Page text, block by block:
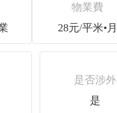
物業費
28元/平米•月
是否涉外
是